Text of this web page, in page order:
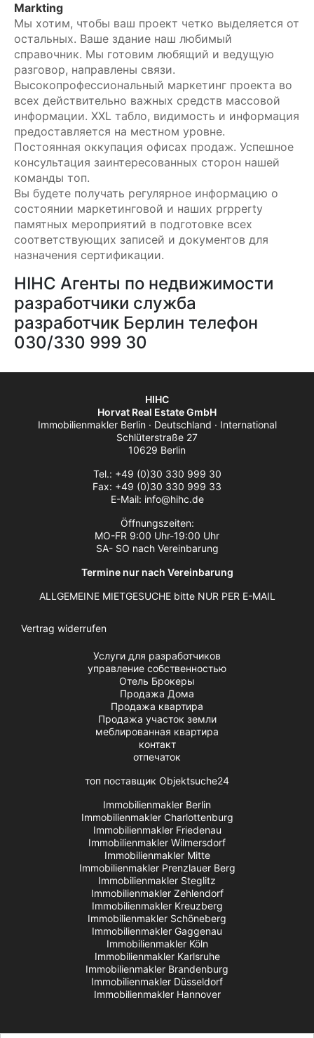
Markting
Мы хотим, чтобы ваш проект четко выделяется от
остальных. Ваше здание наш любимый
справочник. Мы готовим любящий и ведущую
разговор, направлены связи.
Высокопрофессиональный маркетинг проекта во
всех действительно важных средств массовой
информации. XXL табло, видимость и информация
предоставляется на местном уровне.
Постоянная оккупация офисах продаж. Успешное
консультация заинтересованных сторон нашей
команды топ.
Вы будете получать регулярное информацию о
состоянии маркетинговой и наших prpperty
памятных мероприятий в подготовке всех
соответствующих записей и документов для
назначения сертификации.
HIHC Агенты по недвижимости
разработчики служба
разработчик Берлин телефон
030/330 999 30
HIHC
Horvat Real Estate GmbH
Immobilienmakler Berlin · Deutschland · International
Schlüterstraße 27
10629 Berlin
Tel.: +49 (0)30 330 999 30
Fax: +49 (0)30 330 999 33
E-Mail: info@hihc.de
Öffnungszeiten:
MO-FR 9:00 Uhr-19:00 Uhr
SA- SO nach Vereinbarung
Termine nur nach Vereinbarung
ALLGEMEINE MIETGESUCHE bitte NUR PER E-MAIL
Vertrag widerrufen
Услуги для разработчиков
управление собственностью
Отель Брокеры
Продажа Дома
Продажа квартира
Продажа участок земли
меблированная квартира
контакт
отпечаток
топ поставщик Objektsuche24
Immobilienmakler Berlin
Immobilienmakler Charlottenburg
Immobilienmakler Friedenau
Immobilienmakler Wilmersdorf
Immobilienmakler Mitte
Immobilienmakler Prenzlauer Berg
Immobilienmakler Steglitz
Immobilienmakler Zehlendorf
Immobilienmakler Kreuzberg
Immobilienmakler Schöneberg
Immobilienmakler Gaggenau
Immobilienmakler Köln
Immobilienmakler Karlsruhe
Immobilienmakler Brandenburg
Immobilienmakler Düsseldorf
Immobilienmakler Hannover